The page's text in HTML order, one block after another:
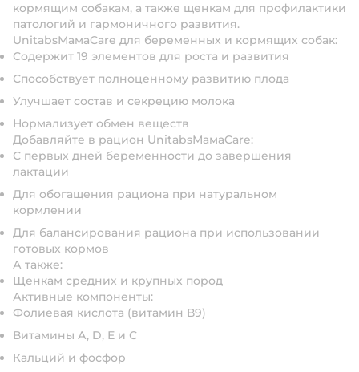
кормящим собакам, а также щенкам для профилактики
патологий и гармоничного развития.
UnitabsМамаCare для беременных и кормящих собак:
Содержит 19 элементов для роста и развития
Способствует полноценному развитию плода
Улучшает состав и секрецию молока
Нормализует обмен веществ
Добавляйте в рацион UnitabsМамаCare:
С первых дней беременности до завершения
лактации
Для обогащения рациона при натуральном
кормлении
Для балансирования рациона при использовании
готовых кормов
А также:
Щенкам средних и крупных пород
Активные компоненты:
Фолиевая кислота (витамин В9)
Витамины А, D, Е и С
Кальций и фосфор